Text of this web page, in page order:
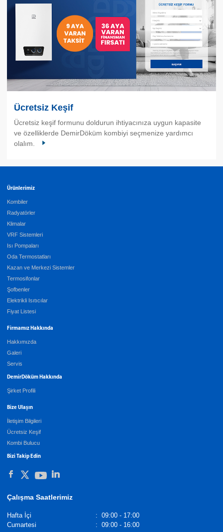
Ücretsiz Keşif
Ücretsiz keşif formunu doldurun ihtiyacınıza uygun kapasite
ve özelliklerde DemirDöküm kombiyi seçmenize yardımcı
olalım.
Ürünlerimiz
Kombiler
Radyatörler
Klimalar
VRF Sistemleri
Isı Pompaları
Oda Termostatları
Kazan ve Merkezi Sistemler
Termosifonlar
Şofbenler
Elektrikli Isıtıcılar
Fiyat Listesi
Firmamız Hakkında
Hakkımızda
Galeri
Servis
DemirDöküm Hakkında
Şirket Profili
Bize Ulaşın
İletişim Bilgileri
Ücretsiz Keşif
Kombi Bulucu
Bizi Takip Edin
Çalışma Saatlerimiz
Hafta İçi : 09:00 - 17:00
Cumartesi
: 09:00 - 16:00